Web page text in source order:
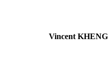
Vincent KHENG